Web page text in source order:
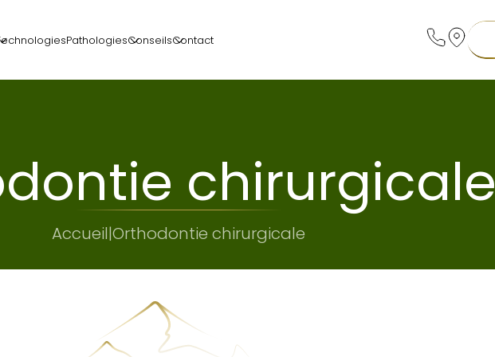
PathologiesConseilsContact
chirurgicale
Accueil|Orthodontie chirurgicale